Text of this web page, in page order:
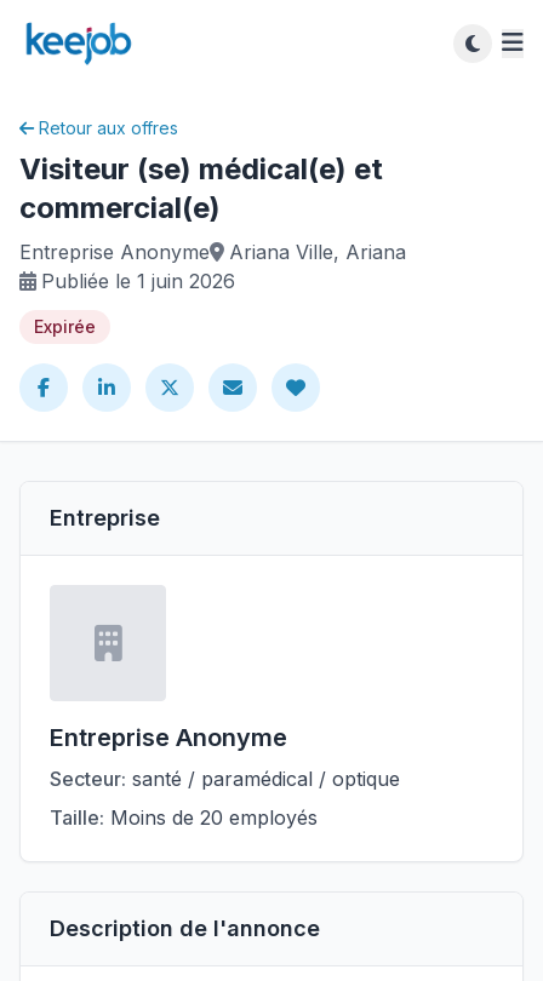
Retour aux offres
Visiteur (se) médical(e) et
commercial(e)
Entreprise Anonyme
Ariana Ville, Ariana
Publiée le 1 juin 2026
Expirée
Entreprise
Entreprise Anonyme
Secteur: santé / paramédical / optique
Taille: Moins de 20 employés
Description de l'annonce